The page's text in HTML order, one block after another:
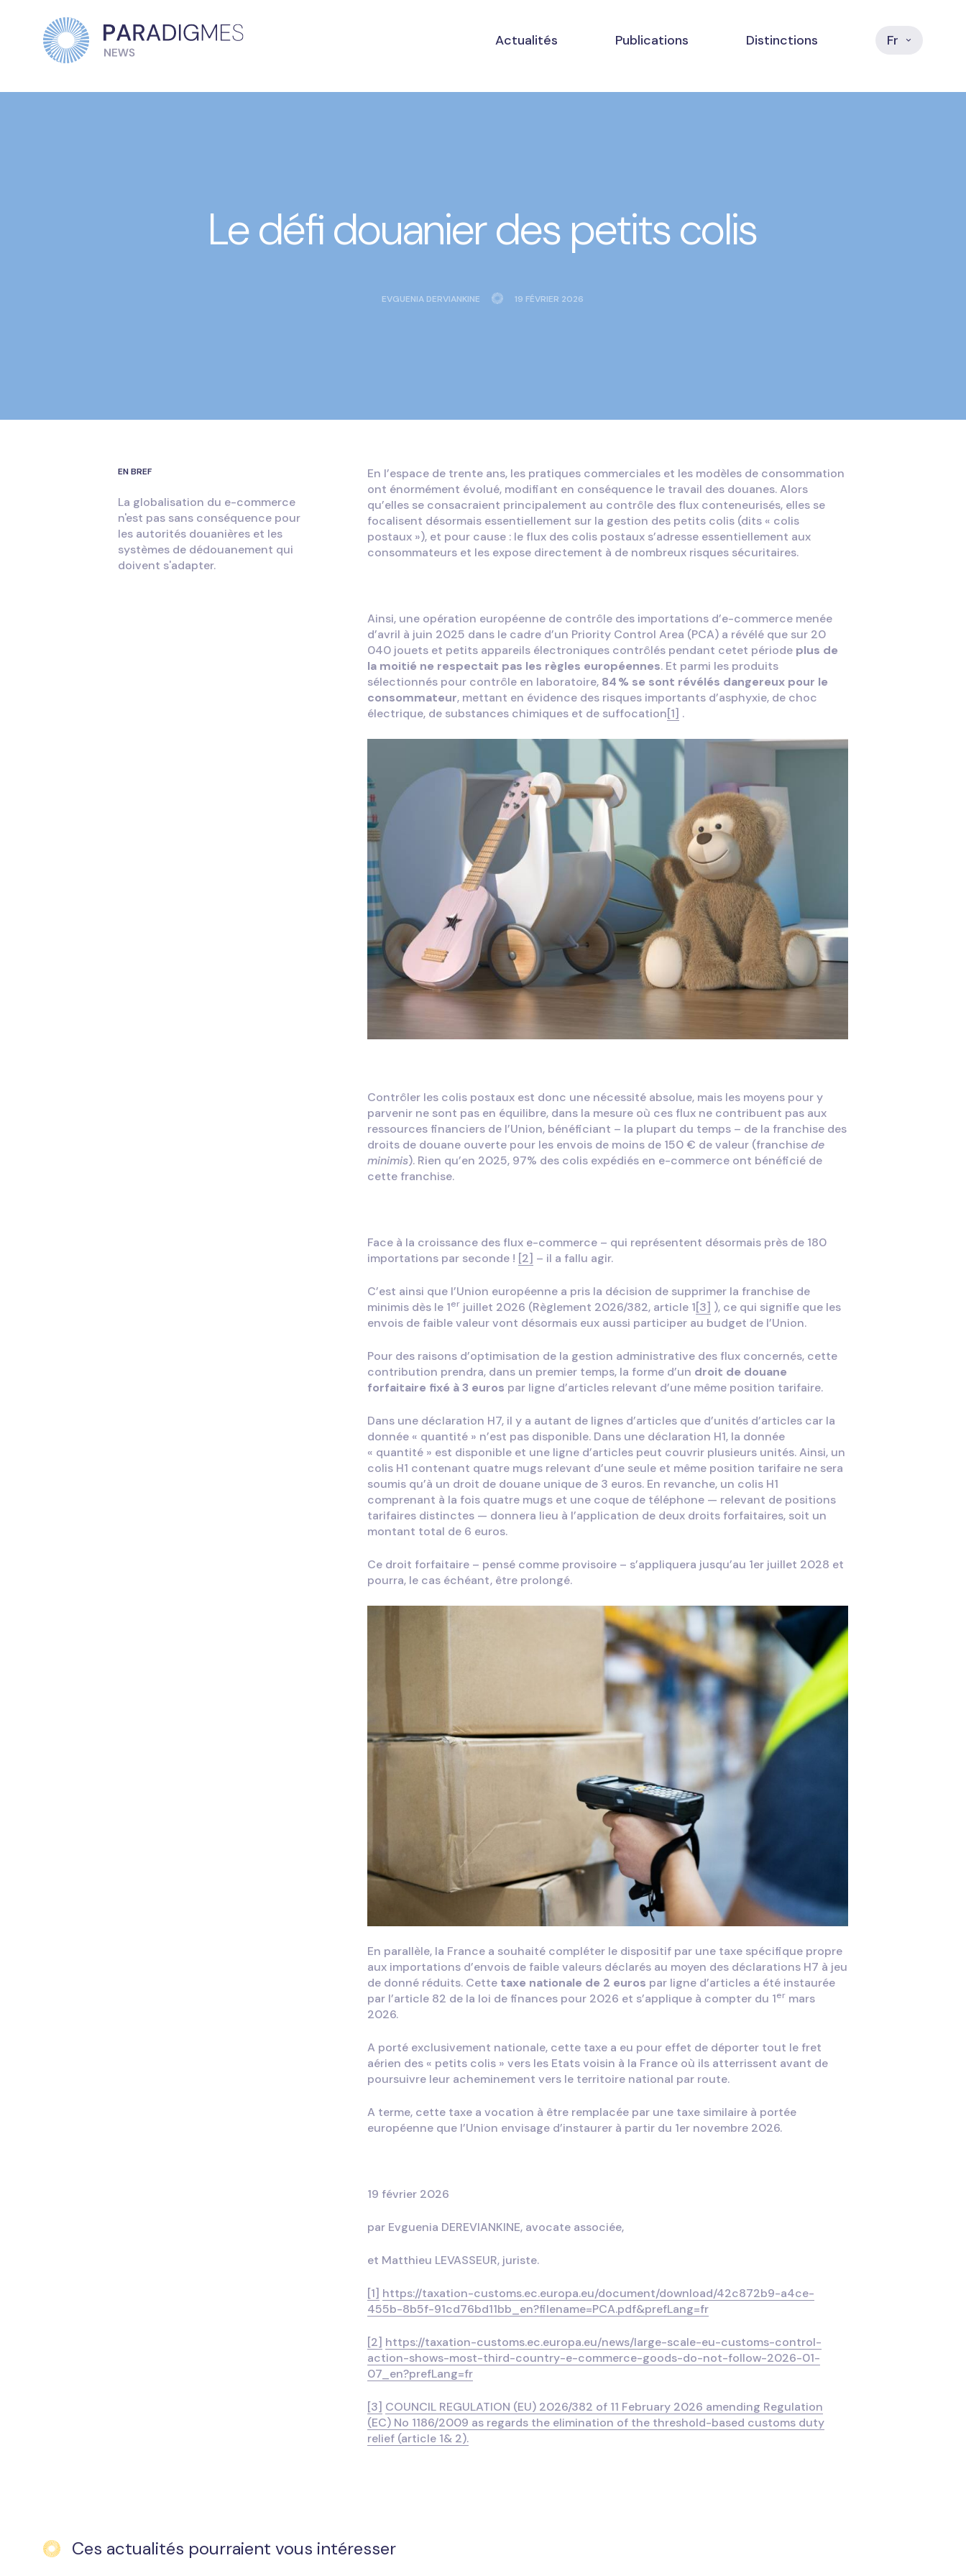
Actualités Publications Distinctions Fr
Le défi douanier des petits colis
EVGUENIA DERVIANKINE 19 FÉVRIER 2026
EN BREF
La globalisation du e-commerce
n'est pas sans conséquence pour
les autorités douanières et les
systèmes de dédouanement qui
doivent s'adapter.
En l’espace de trente ans, les pratiques commerciales et les modèles de consommation
ont énormément évolué, modifiant en conséquence le travail des douanes. Alors
qu’elles se consacraient principalement au contrôle des flux conteneurisés, elles se
focalisent désormais essentiellement sur la gestion des petits colis (dits « colis
postaux »), et pour cause : le flux des colis postaux s’adresse essentiellement aux
consommateurs et les expose directement à de nombreux risques sécuritaires.
Ainsi, une opération européenne de contrôle des importations d’e-commerce menée
d’avril à juin 2025 dans le cadre d’un Priority Control Area (PCA) a révélé que sur 20
040 jouets et petits appareils électroniques contrôlés pendant cetet période plus de
la moitié ne respectait pas les règles européennes. Et parmi les produits
sélectionnés pour contrôle en laboratoire, 84% se sont révélés dangereux pour le
consommateur, mettant en évidence des risques importants d’asphyxie, de choc
électrique, de substances chimiques et de suffocation[1] .
Contrôler les colis postaux est donc une nécessité absolue, mais les moyens pour y
parvenir ne sont pas en équilibre, dans la mesure où ces flux ne contribuent pas aux
ressources financiers de l’Union, bénéficiant – la plupart du temps – de la franchise des
droits de douane ouverte pour les envois de moins de 150 € de valeur (franchisede
minimis). Rien qu’en 2025, 97% des colis expédiés en e-commerce ont bénéficié de
cette franchise.
Face à la croissance des flux e-commerce – qui représentent désormais près de 180
importations par seconde ! [2] – il a fallu agir.
C’est ainsi que l’Union européenne a pris la décision de supprimer la franchise de
minimis dès le 1erjuillet 2026 (Règlement 2026/382, article 1[3] ), ce qui signifie que les
envois de faible valeur vont désormais eux aussi participer au budget de l’Union.
Pour des raisons d’optimisation de la gestion administrative des flux concernés, cette
contribution prendra, dans un premier temps, la forme d’un droit de douane
forfaitaire fixé à 3 euros par ligne d’articles relevant d’une même position tarifaire.
Dans une déclaration H7, il y a autant de lignes d’articles que d’unités d’articles car la
donnée « quantité » n’est pas disponible. Dans une déclaration H1, la donnée
« quantité » est disponible et une ligne d’articles peut couvrir plusieurs unités. Ainsi, un
colis H1 contenant quatre mugs relevant d’une seule et même position tarifaire ne sera
soumis qu’à un droit de douane unique de 3 euros. En revanche, un colis H1
comprenant à la fois quatre mugs et une coque de téléphone — relevant de positions
tarifaires distinctes — donnera lieu à l’application de deux droits forfaitaires, soit un
montant total de 6 euros.
Ce droit forfaitaire – pensé comme provisoire – s’appliquera jusqu’au 1er juillet 2028 et
pourra, le cas échéant, être prolongé.
En parallèle, la France a souhaité compléter le dispositif par une taxe spécifique propre
aux importations d’envois de faible valeurs déclarés au moyen des déclarations H7 à jeu
de donné réduits. Cette taxe nationale de 2 euros par ligne d’articles a été instaurée
par l’article 82 de la loi de finances pour 2026 et s’applique à compter du 1ermars
2026.
A porté exclusivement nationale, cette taxe a eu pour effet de déporter tout le fret
aérien des « petits colis » vers les Etats voisin à la France où ils atterrissent avant de
poursuivre leur acheminement vers le territoire national par route.
A terme, cette taxe a vocation à être remplacée par une taxe similaire à portée
européenne que l’Union envisage d’instaurer à partir du 1er novembre 2026.
19 février 2026
par Evguenia DEREVIANKINE, avocate associée,
et Matthieu LEVASSEUR, juriste.
[1] https://taxation-customs.ec.europa.eu/document/download/42c872b9-a4ce-
455b-8b5f-91cd76bd11bb_en?filename=PCA.pdf&prefLang=fr
[2] https://taxation-customs.ec.europa.eu/news/large-scale-eu-customs-control-
action-shows-most-third-country-e-commerce-goods-do-not-follow-2026-01-
07_en?prefLang=fr
[3] COUNCIL REGULATION (EU) 2026/382 of 11 February 2026 amending Regulation
(EC) No 1186/2009 as regards the elimination of the threshold-based customs duty
relief (article 1& 2).
Ces actualités pourraient vous intéresser